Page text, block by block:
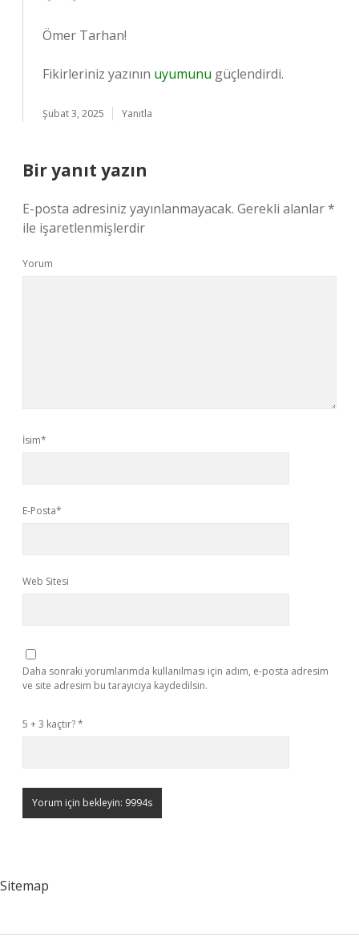
Ömer Tarhan!
Fikirleriniz yazının uyumunu güçlendirdi.
Şubat 3, 2025 Yanıtla
Bir yanıt yazın
E-posta adresiniz yayınlanmayacak. Gerekli alanlar*
ile işaretlenmişlerdir
Yorum
İsim*
E-Posta*
Web Sitesi
Daha sonraki yorumlarımda kullanılması için adım, e-posta adresim
ve site adresim bu tarayıcıya kaydedilsin.
5 + 3 kaçtır?*
Sitemap